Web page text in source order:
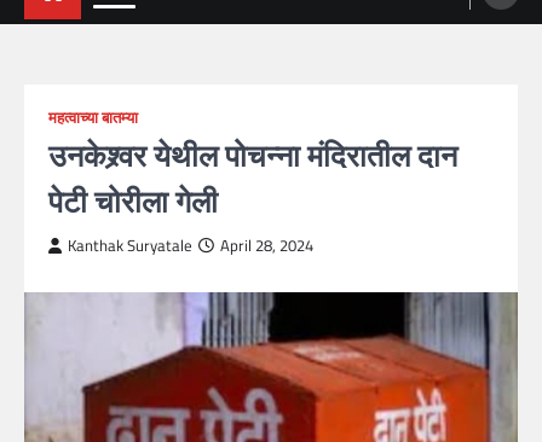
महत्वाच्या बातम्या
उनकेश्र्वर येथील पोचन्ना मंदिरातील दान
पेटी चोरीला गेली
Kanthak Suryatale April 28, 2024